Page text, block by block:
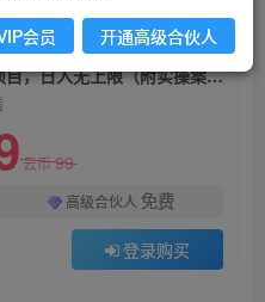
抖音掘金最新风口，长期蓝海项目，日入无上限（附实操案例）【揭秘】
云币99
高级合伙人 免费
登录购买
会员 开通高级合伙人